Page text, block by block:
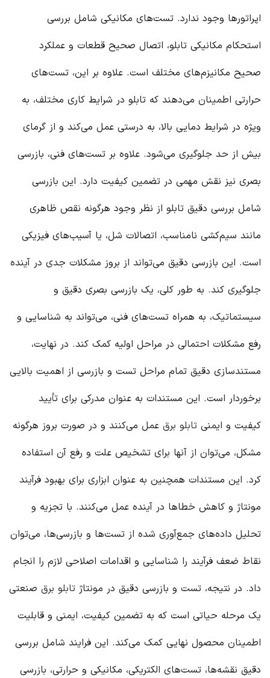
اپراتورها وجود ندارد. تست‌های مکانیکی شامل بررسی
استحکام مکانیکی تابلو، اتصال صحیح قطعات و عملکرد
صحیح مکانیزم‌های مختلف است. علاوه بر این، تست‌های
حرارتی اطمینان می‌دهند که تابلو در شرایط کاری مختلف، به
ویژه در شرایط دمایی بالا، به درستی عمل می‌کند و از گرمای
بیش از حد جلوگیری می‌شود. علاوه بر تست‌های فنی، بازرسی
بصری نیز نقش مهمی در تضمین کیفیت دارد. این بازرسی
شامل بررسی دقیق تابلو از نظر وجود هرگونه نقص ظاهری
مانند سیم‌کشی نامناسب، اتصالات شل، یا آسیب‌های فیزیکی
است. این بازرسی دقیق می‌تواند از بروز مشکلات جدی در آینده
جلوگیری کند. به طور کلی، یک بازرسی بصری دقیق و
سیستماتیک، به همراه تست‌های فنی، می‌تواند به شناسایی و
رفع مشکلات احتمالی در مراحل اولیه کمک کند. در نهایت،
مستندسازی دقیق تمام مراحل تست و بازرسی از اهمیت بالایی
برخوردار است. این مستندات به عنوان مدرکی برای تأیید
کیفیت و ایمنی تابلو برق عمل می‌کنند و در صورت بروز هرگونه
مشکل، می‌توان از آنها برای تشخیص علت و رفع آن استفاده
کرد. این مستندات همچنین به عنوان ابزاری برای بهبود فرآیند
مونتاژ و کاهش خطاها در آینده عمل می‌کنند. با تجزیه و
تحلیل داده‌های جمع‌آوری شده از تست‌ها و بازرسی‌ها، می‌توان
نقاط ضعف فرآیند را شناسایی و اقدامات اصلاحی لازم را انجام
داد. در نتیجه، تست و بازرسی دقیق در مونتاژ تابلو برق صنعتی
یک مرحله حیاتی است که به تضمین کیفیت، ایمنی و قابلیت
اطمینان محصول نهایی کمک می‌کند. این فرایند شامل بررسی
دقیق نقشه‌ها، تست‌های الکتریکی، مکانیکی و حرارتی، بازرسی